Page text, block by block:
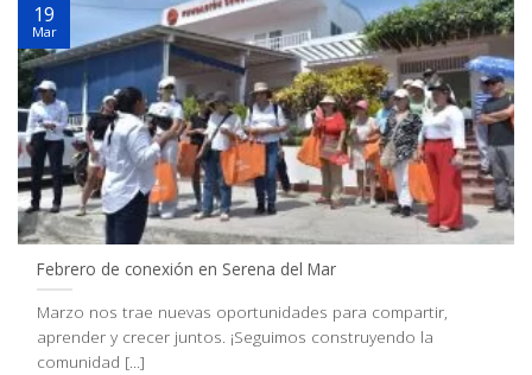
Febrero de conexión en Serena del Mar
Marzo nos trae nuevas oportunidades para compartir,
aprender y crecer juntos. ¡Seguimos construyendo la
comunidad [...]
19
Mar